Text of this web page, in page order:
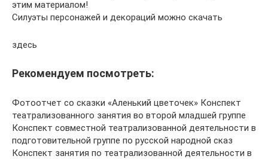
этим материалом!
Силуэты персонажей и декораций можно скачать
здесь
Рекомендуем посмотреть:
Фотоотчет со сказки «Аленький цветочек» Конспект
театрализованного занятия во второй младшей группе
Конспект совместной театрализованной деятельности в
подготовительной группе по русской народной сказ
Конспект занятия по театрализованной деятельности в